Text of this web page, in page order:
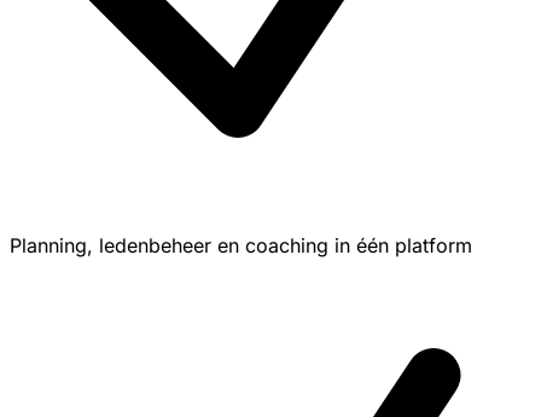
Planning, ledenbeheer en coaching in één platform